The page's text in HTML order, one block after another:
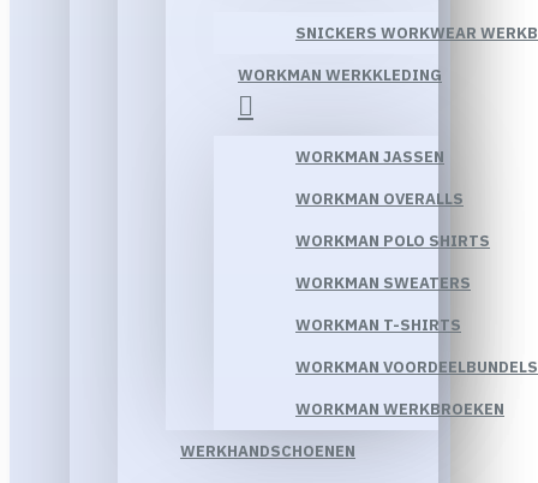
SNICKERS WORKWEAR
WORKMAN WERKKLEDING
WORKMAN JASSEN
WORKMAN OVERALLS
WORKMAN POLO SHIRTS
WORKMAN SWEATERS
WORKMAN T-SHIRTS
WORKMAN VOORDEELBUNDELS
WORKMAN WERKBROEKEN
WERKHANDSCHOENEN